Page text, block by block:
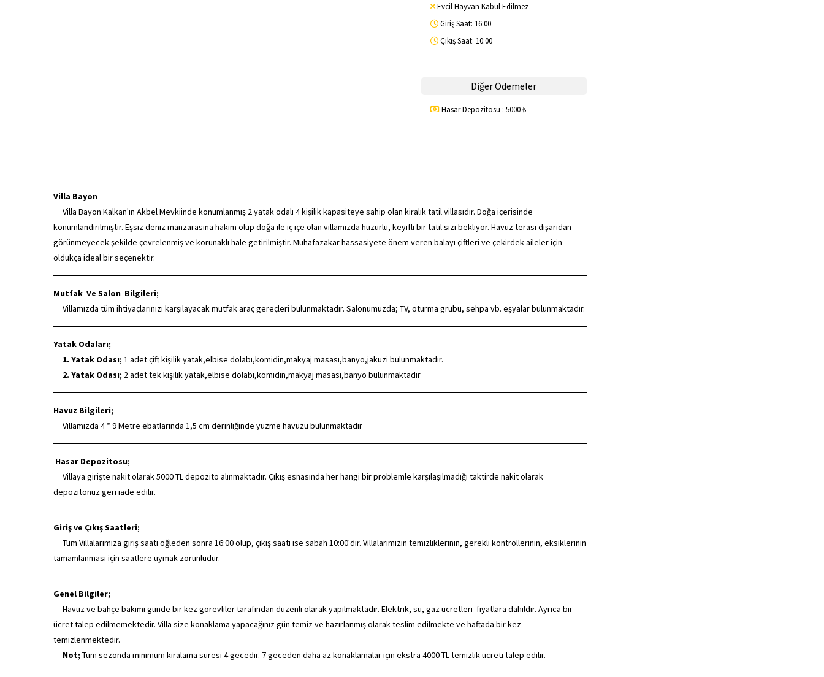
Evcil Hayvan Kabul Edilmez
Giriş Saat: 16:00
Çıkış Saat: 10:00
Diğer Ödemeler
Hasar Depozitosu : 5000 ₺
Villa Bayon
Villa Bayon Kalkan'ın Akbel Mevkiinde konumlanmış 2 yatak odalı 4 kişilik kapasiteye sahip olan kiralık tatil villasıdır. Doğa içerisinde
konumlandırılmıştır. Eşsiz deniz manzarasına hakim olup doğa ile iç içe olan villamızda huzurlu, keyifli bir tatil sizi bekliyor. Havuz terası dışarıdan
görünmeyecek şekilde çevrelenmiş ve korunaklı hale getirilmiştir. Muhafazakar hassasiyete önem veren balayı çiftleri ve çekirdek aileler için
oldukça ideal bir seçenektir.
Mutfak Ve Salon Bilgileri;
Villamızda tüm ihtiyaçlarınızı karşılayacak mutfak araç gereçleri bulunmaktadır. Salonumuzda; TV, oturma grubu, sehpa vb. eşyalar bulunmaktadır.
Yatak Odaları;
1. Yatak Odası; 1 adet çift kişilik yatak,elbise dolabı,komidin,makyaj masası,banyo,jakuzi bulunmaktadır.
2. Yatak Odası; 2 adet tek kişilik yatak,elbise dolabı,komidin,makyaj masası,banyo bulunmaktadır
Havuz Bilgileri;
Villamızda 4 * 9 Metre ebatlarında 1,5 cm derinliğinde yüzme havuzu bulunmaktadır
Hasar Depozitosu;
Villaya girişte nakit olarak 5000 TL depozito alınmaktadır. Çıkış esnasında her hangi bir problemle karşılaşılmadığı taktirde nakit olarak
depozitonuz geri iade edilir.
Giriş ve Çıkış Saatleri;
Tüm Villalarımıza giriş saati öğleden sonra 16:00 olup, çıkış saati ise sabah 10:00'dır. Villalarımızın temizliklerinin, gerekli kontrollerinin, eksiklerinin
tamamlanması için saatlere uymak zorunludur.
Genel Bilgiler;
Havuz ve bahçe bakımı günde bir kez görevliler tarafından düzenli olarak yapılmaktadır. Elektrik, su, gaz ücretleri fiyatlara dahildir. Ayrıca bir
ücret talep edilmemektedir. Villa size konaklama yapacağınız gün temiz ve hazırlanmış olarak teslim edilmekte ve haftada bir kez
temizlenmektedir.
Not; Tüm sezonda minimum kiralama süresi 4 gecedir. 7 geceden daha az konaklamalar için ekstra 4000 TL temizlik ücreti talep edilir.